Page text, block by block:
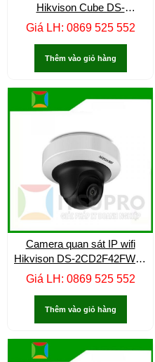
Hikvison Cube DS-
2CD2442FWD-IW –
Giá LH: 0869 525 552
Thêm vào giỏ hàng
Camera quan sát IP wifi
Hikvison DS-2CD2F42FWD-
IWS –
Giá LH: 0869 525 552
Thêm vào giỏ hàng